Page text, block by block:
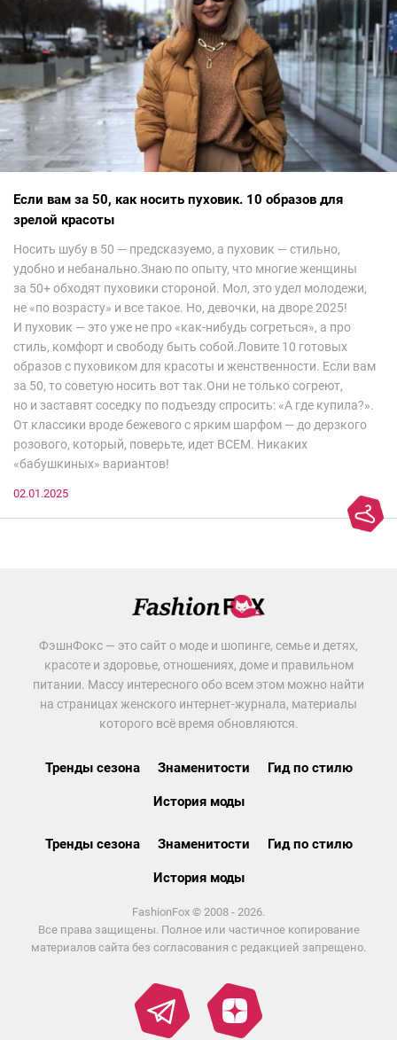
сегодня сложно увидеть на других известных неделях
мод.Самое интересное сейчас покажу ?
Если вам за 50, как носить пуховик. 10 образов для
зрелой красоты
Носить шубу в 50 — предсказуемо, а пуховик — стильно,
удобно и небанально.Знаю по опыту, что многие женщины
за 50+ обходят пуховики стороной. Мол, это удел молодежи,
не «по возрасту» и все такое. Но, девочки, на дворе 2025!
И пуховик — это уже не про «как-нибудь согреться», а про
стиль, комфорт и свободу быть собой.Ловите 10 готовых
образов с пуховиком для красоты и женственности. Если вам
за 50, то советую носить вот так.Они не только согреют,
но и заставят соседку по подъезду спросить: «А где купила?».
От классики вроде бежевого с ярким шарфом — до дерзкого
розового, который, поверьте, идет ВСЕМ. Никаких
«бабушкиных» вариантов!
02.01.2025
ФэшнФокс — это сайт о моде и шопинге, семье и детях,
красоте и здоровье, отношениях, доме и правильном
питании. Массу интересного обо всем этом можно найти
на страницах женского интернет-журнала, материалы
которого всё время обновляются.
Тренды сезона Знаменитости Гид по стилю
История моды
Тренды сезона Знаменитости Гид по стилю
История моды
FashionFox © 2008 - 2026.
Все права защищены. Полное или частичное копирование
материалов сайта без согласования с редакцией запрещено.